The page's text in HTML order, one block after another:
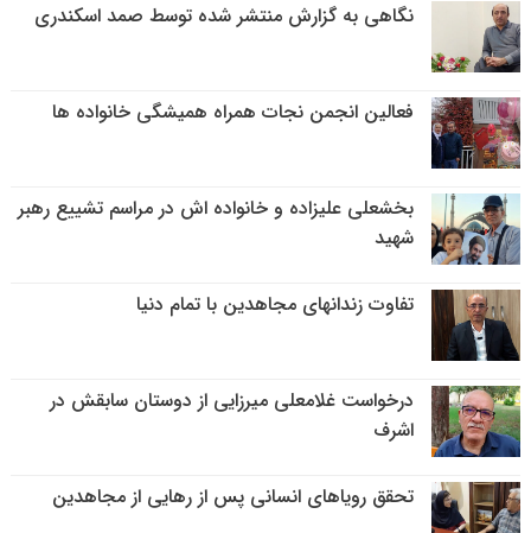
نگاهی به گزارش منتشر شده توسط صمد اسکندری
فعالین انجمن نجات همراه همیشگی خانواده ها
بخشعلی علیزاده و خانواده اش در مراسم تشییع رهبر
شهید
تفاوت زندانهای مجاهدین با تمام دنیا
درخواست غلامعلی میرزایی از دوستان سابقش در
اشرف
تحقق رویاهای انسانی پس از رهایی از مجاهدین